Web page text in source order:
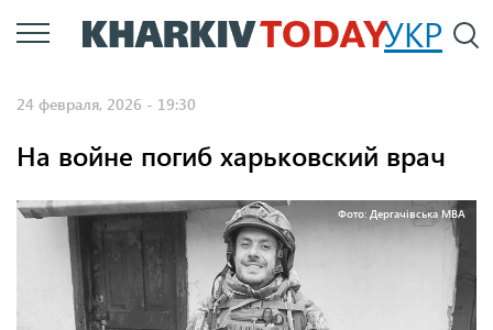
Перейти
к
УКР
24 февраля, 2026 - 19:30
На войне погиб харьковский врач
Фото: Дергачівська МВА